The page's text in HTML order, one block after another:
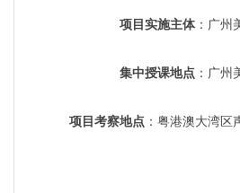
项目实施主体：广州
集中授课地点 ：广州
项目考察地点 ：粤港澳大湾区